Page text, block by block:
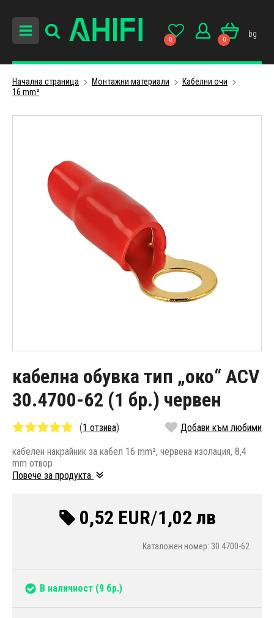
0 0
bg
Начална страница Монтажни материали
Кабелни очи
16 mm²
кабелна обувка тип „око“ ACV
30.4700-62 (1 бр.) червен
(1 отзива) Добави към любими
кабелен накрайник за кабел 16 mm², червена изолация, 8,4
mm отвор
Повече за продукта
0,52 EUR/1,02 лв
Каталожен номер: 30.4700-62
В наличност (9 бр.)